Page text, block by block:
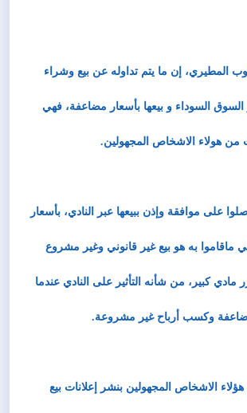
المطيري، إن ما يتم تداوله عن بيع وشراء
السوق السوداء و بيعها بأسعار مضاعفة، فهي
من هولاء الاشخاص المجهولين.
على موافقة وإذن ببيعها عبر النادي، بأسعار
ماقاموا به هو بيع غير قانوني وغير مشروع
مادي كبير، من شأنه التأثير على النادي عندما
مضاعفة وكسب أرباح غير مشروعة.
الاشخاص المجهولين بنشر إعلانات بيع